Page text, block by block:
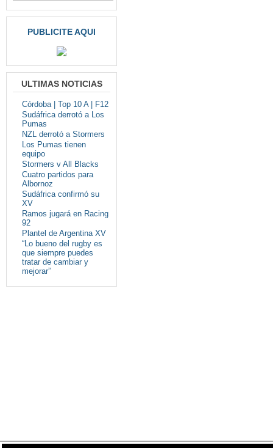
PUBLICITE AQUI
ULTIMAS NOTICIAS
Córdoba | Top 10 A | F12
Sudáfrica derrotó a Los
Pumas
NZL derrotó a Stormers
Los Pumas tienen
equipo
Stormers v All Blacks
Cuatro partidos para
Albornoz
Sudáfrica confirmó su
XV
Ramos jugará en Racing
92
Plantel de Argentina XV
“Lo bueno del rugby es
que siempre puedes
tratar de cambiar y
mejorar”